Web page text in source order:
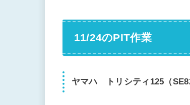
11/24のPIT作業
ヤマハ トリシティ125（